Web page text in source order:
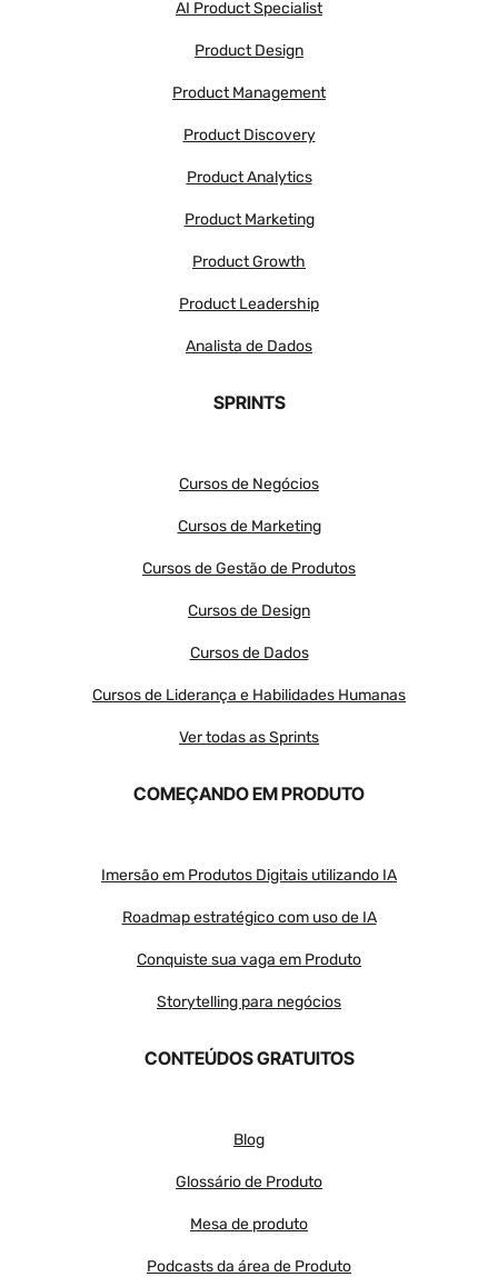
AI Product Specialist
Product Design
Product Management
Product Discovery
Product Analytics
Product Marketing
Product Growth
Product Leadership
Analista de Dados
SPRINTS
Cursos de Negócios
Cursos de Marketing
Cursos de Gestão de Produtos
Cursos de Design
Cursos de Dados
Cursos de Liderança e Habilidades Humanas
Ver todas as Sprints
COMEÇANDO EM PRODUTO
Imersão em Produtos Digitais utilizando IA
Roadmap estratégico com uso de IA
Conquiste sua vaga em Produto
Storytelling para negócios
CONTEÚDOS GRATUITOS
Blog
Glossário de Produto
Mesa de produto
Podcasts da área de Produto